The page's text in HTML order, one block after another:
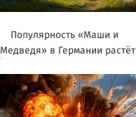
Популярность «Маши и
Медведя» в Германии растёт